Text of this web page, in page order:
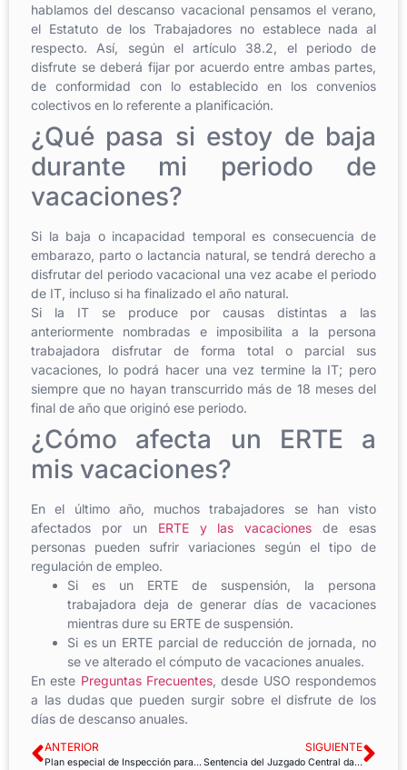
hablamos del descanso vacacional pensamos el verano,
el Estatuto de los Trabajadores no establece nada al
respecto. Así, según el artículo 38.2, el periodo de
disfrute se deberá fijar por acuerdo entre ambas partes,
de conformidad con lo establecido en los convenios
colectivos en lo referente a planificación.
¿Qué pasa si estoy de baja
durante mi periodo de
vacaciones?
Si la baja o incapacidad temporal es consecuencia de
embarazo, parto o lactancia natural, se tendrá derecho a
disfrutar del periodo vacacional una vez acabe el periodo
de IT, incluso si ha finalizado el año natural.
Si la IT se produce por causas distintas a las
anteriormente nombradas e imposibilita a la persona
trabajadora disfrutar de forma total o parcial sus
vacaciones, lo podrá hacer una vez termine la IT; pero
siempre que no hayan transcurrido más de 18 meses del
final de año que originó ese periodo.
¿Cómo afecta un ERTE a
mis vacaciones?
En el último año, muchos trabajadores se han visto
afectados por un ERTE y las vacaciones de esas
personas pueden sufrir variaciones según el tipo de
regulación de empleo.
Si es un ERTE de suspensión, la persona
trabajadora deja de generar días de vacaciones
mientras dure su ERTE de suspensión.
Si es un ERTE parcial de reducción de jornada, no
se ve alterado el cómputo de vacaciones anuales.
En este Preguntas Frecuentes, desde USO respondemos
a las dudas que pueden surgir sobre el disfrute de los
días de descanso anuales.
ANTERIOR
Plan especial de Inspección para combatir los riesgos en el trabajo
SIGUIENTE
Sentencia del Juzgado Central da la razón a USO: RTVE debe proporcionar salarios de directivos